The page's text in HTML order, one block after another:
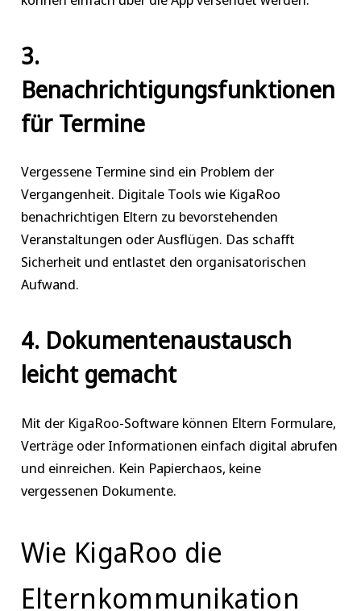
3.
Benachrichtigungsfunktionen
für Termine
Vergessene Termine sind ein Problem der
Vergangenheit. Digitale Tools wie KigaRoo
benachrichtigen Eltern zu bevorstehenden
Veranstaltungen oder Ausflügen. Das schafft
Sicherheit und entlastet den organisatorischen
Aufwand.
4. Dokumentenaustausch
leicht gemacht
Mit der KigaRoo-Software können Eltern Formulare,
Verträge oder Informationen einfach digital abrufen
und einreichen. Kein Papierchaos, keine
vergessenen Dokumente.
Wie KigaRoo die
Elternkommunikation